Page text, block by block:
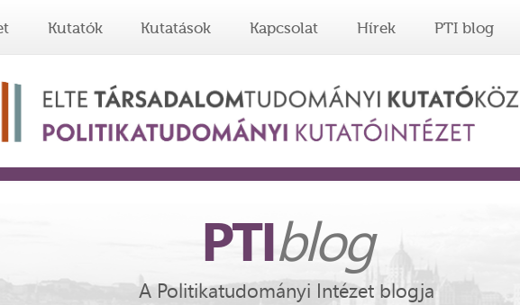
Kutatók Kutatások Kapcsolat Hírek PTI blog
PTIblog
A Politikatudományi Intézet blogja